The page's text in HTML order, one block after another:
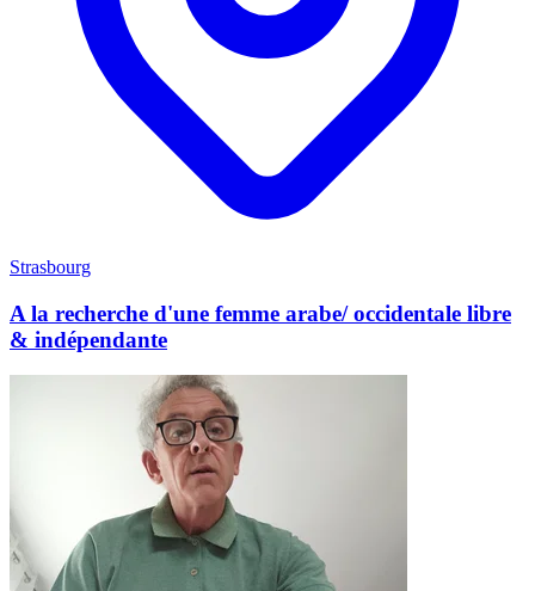
Strasbourg
A la recherche d'une femme arabe/ occidentale libre
& indépendante